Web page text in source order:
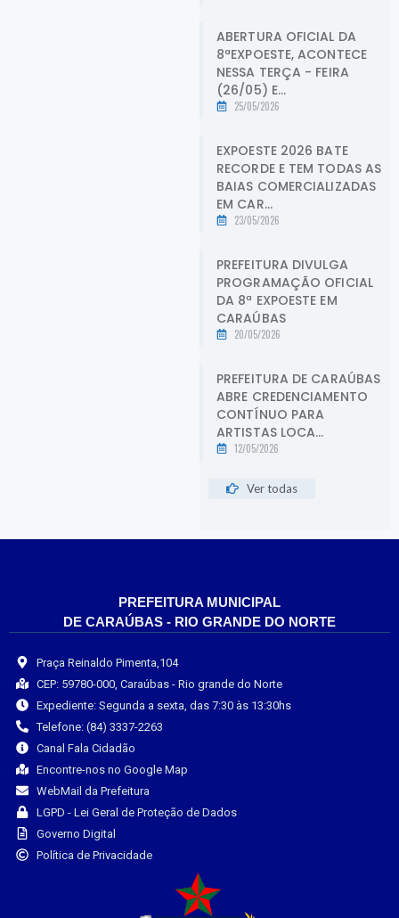
ABERTURA OFICIAL DA
8ªEXPOESTE, ACONTECE
NESSA TERÇA - FEIRA
(26/05) E...
25/05/2026
EXPOESTE 2026 BATE
RECORDE E TEM TODAS AS
BAIAS COMERCIALIZADAS
EM CAR...
23/05/2026
PREFEITURA DIVULGA
PROGRAMAÇÃO OFICIAL
DA 8ª EXPOESTE EM
CARAÚBAS
20/05/2026
PREFEITURA DE CARAÚBAS
ABRE CREDENCIAMENTO
CONTÍNUO PARA
ARTISTAS LOCA...
12/05/2026
Ver todas
PREFEITURA MUNICIPAL
DE CARAÚBAS - RIO GRANDE DO NORTE
Praça Reinaldo Pimenta,104
CEP: 59780-000, Caraúbas - Rio grande do Norte
Expediente: Segunda a sexta, das 7:30 às 13:30hs
Telefone: (84) 3337-2263
Canal Fala Cidadão
Encontre-nos no Google Map
WebMail da Prefeitura
LGPD - Lei Geral de Proteção de Dados
Governo Digital
Política de Privacidade